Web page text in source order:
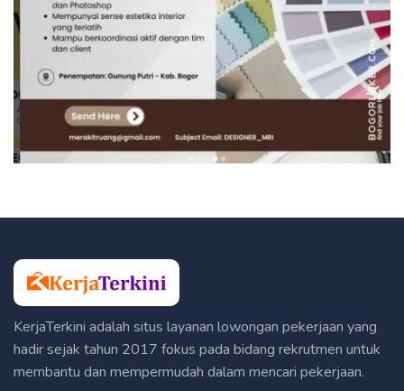
KerjaTerkini adalah situs layanan lowongan pekerjaan yang
hadir sejak tahun 2017 fokus pada bidang rekrutmen untuk
membantu dan mempermudah dalam mencari pekerjaan.